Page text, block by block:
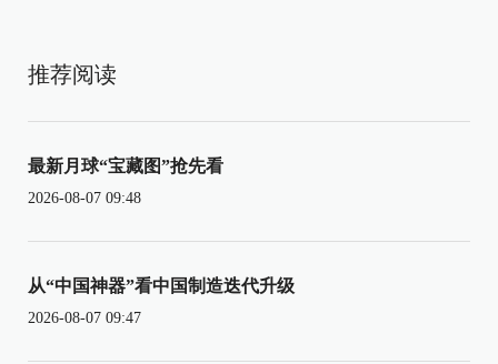
推荐阅读
最新月球“宝藏图”抢先看
2026-08-07 09:48
从“中国神器”看中国制造迭代升级
2026-08-07 09:47